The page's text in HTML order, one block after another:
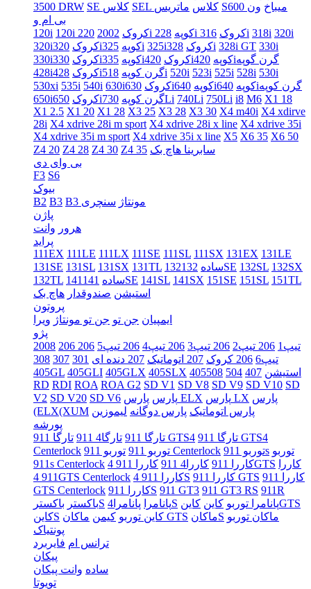
3500 DRW
SE کلاس SEL کلاس ماتریس S600 میباخ ون
بی ام و
120i
120i کروک 2002 220i کوپه 228i کروک316i 318i 320i
320iکروک
320iکوپه325i 325iکروک328i 328i GT 330i
330iکروک
330iکوپه 335iکروک 420iکوپه 420iگرن گوپه
428iکروک
428iگرن کوپه518i 520i 523i 525i 528i 530i
530xi 535i 540i 630iکروک 630iکوپه 640iکوپه 640iگرن کوپه
650iکروک
650iگرن کوپه730Li 740Li 750Li i8 M6 X1 18
X1 2.5 X1 20 X1 28 X3 25 X3 28 X3 30 X4 m40i X4 xdirve
28i X4 xdrive 28i m sport X4 xdrive 28i x line X4 xdrive 35i
X4 xdrive 35i m sport X4 xdrive 35i x line X5 X6 35 X6 50
Z4 20 Z4 28 Z4 30 Z4 35 سابرینا هاچ بک
بی وای دی
F3 S6
بیوک
B2 B3 B3 مونتاژ سنچری
پاژن
هرور وانت
پراید
111EX 111LE 111LX 111SE 111SL 111SX 131EX 131LE
131SE 131SL 131SX 131TL 132ساده132SE 132SL 132SX
132TL
141ساده141SE 141SL 141SX 151SE 151SL 151TL
استیشن صندوقدار هاچ بک
پروتون
ایمپیان جن تو جن تو مونتاژ ویرا
پژو
2008
206 تیپ1 206 تیپ2 206 تیپ3 206 تیپ4 206 تیپ5
206
تیپ6
206 کروک 207 اتوماتیک 207 دنده ای 301
307
308
405GL 405GLI 405GLX 405SLX 405استیشن 407
504
508
RD RDI ROA ROA G2 SD V1 SD V8 SD V9 SD V10 SD
V2 SD V20 SD V6 پارس پارس ELX پارس LX پارس
(ELX(XUM
پارس اتوماتیک پارس دوگانه لیموزین
پورشه
تارگا 911
تارگا4 911 تارگا 911 GTS4 تارگا 911 GTS4
Centerlock
توربو 911 توربو 911 Centerlock توربو 911s توربو
911s Centerlock
کاررا 911 کاررا4 911 کاررا 911 4GTS
کاررا
911 4GTS Centerlock
کاررا 911 4S کاررا 911 GTS کاررا 911
GTS Centerlock
کاررا 911S 911 GT3 911 GT3 RS 911R
باکسترباکسترS پانامراپانامرا4S پانامرا توربو کاین
کاینGTS
کاینS
کاین توربو کیمن ماکان GTS ماکانS ماکان توربو
پونتیاک
ترانس ام فایربرد
پیکان
ساده وانت پیکان
تویوتا